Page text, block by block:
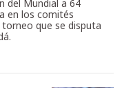
del Mundial a 64
en los comités
que se disputa